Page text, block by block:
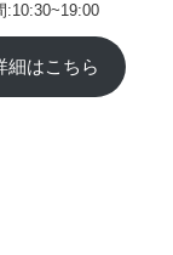
細はこちら